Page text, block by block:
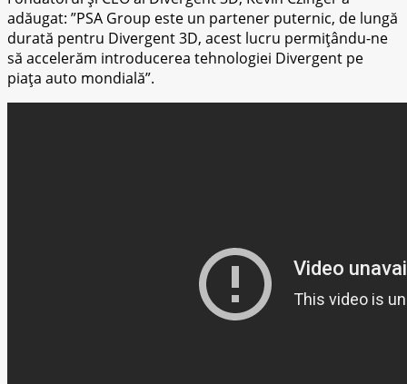
adăugat: ”PSA Group este un partener puternic, de lungă
durată pentru Divergent 3D, acest lucru permițându-ne
să accelerăm introducerea tehnologiei Divergent pe
piața auto mondială”.